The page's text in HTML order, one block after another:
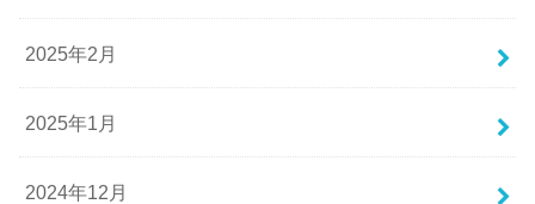
2025年2月
2025年1月
2024年12月